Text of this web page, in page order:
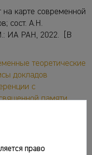
на карте современной
сост. А.Н.
ИА РАН, 2022. [В
теоретические
докладов
с
памяти
ред. Д.С. Коробов.
380-0
/ Гл. ред. Вл.В.
978-5-94375-
право